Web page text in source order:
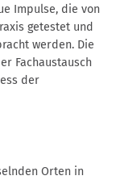
Impulse, die von
getestet und
werden. Die
Fachaustausch
der
Orten in